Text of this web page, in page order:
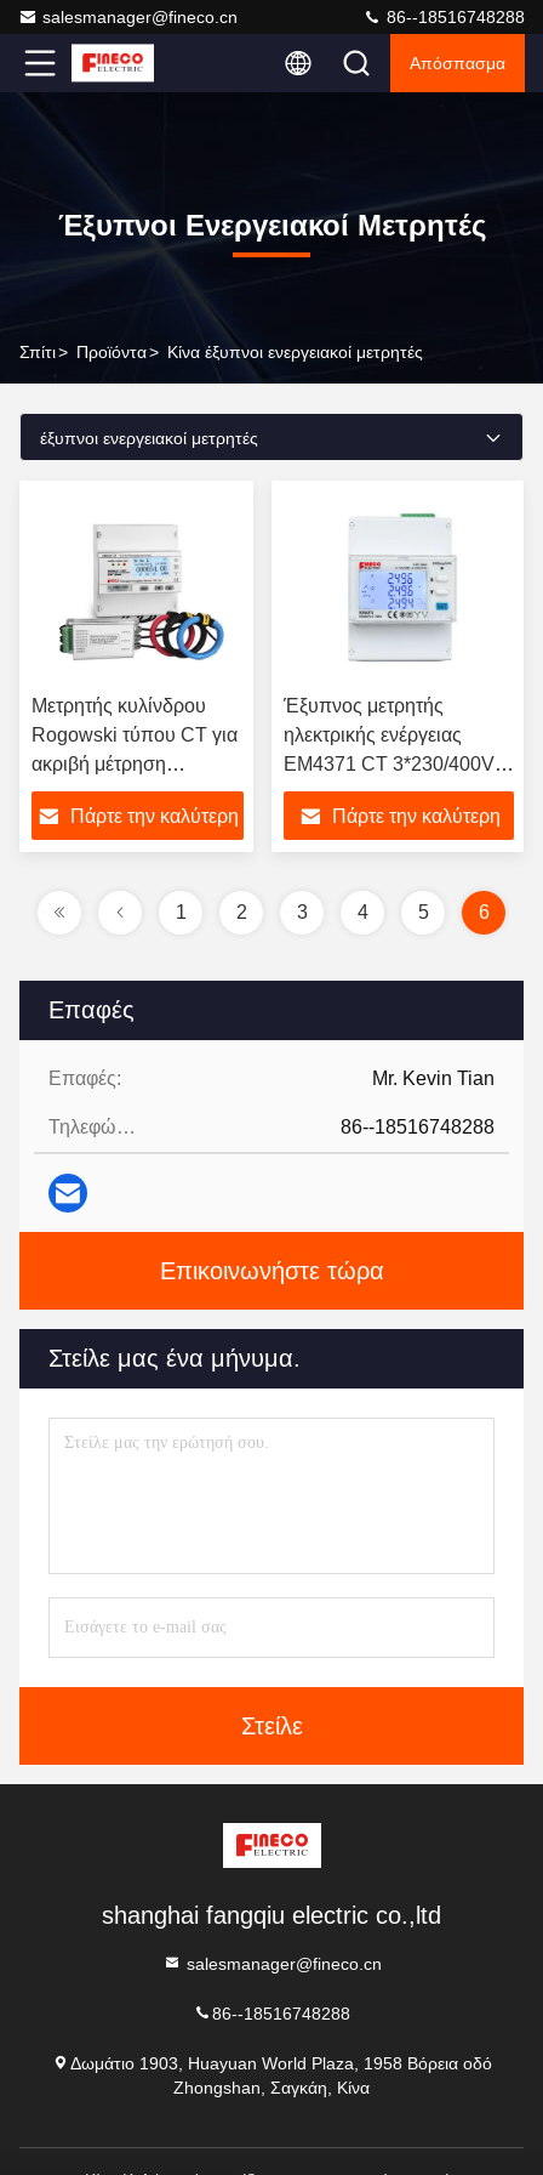
salesmanager@fineco.cn 86--18516748288
Απόσπασμα
Έξυπνοι Ενεργειακοί Μετρητές
Σπίτι> Προϊόντα> Κίνα έξυπνοι ενεργειακοί μετρητές
Επαφές
Επαφές: Mr. Kevin Tian
Τηλεφώνημα: 86--18516748288
Επικοινωνήστε τώρα
Στείλε μας ένα μήνυμα.
Στείλε
έξυπνοι ενεργειακοί μετρητές
Μετρητής κυλίνδρου
Rogowski τύπου CT για
ακριβή μέτρηση
ενέργειας 3 φάσεων
EM537 CT σειράς O
Πάρτε την καλύτερη
Έξυπνος μετρητής
ηλεκτρικής ενέργειας
EM4371 CT 3*230/400V
1.5 6 A 4 DIN μονάδες για
τρεις φάσεις
Πάρτε την καλύτερη
1 2 3 4 5 6
shanghai fangqiu electric co.,ltd
salesmanager@fineco.cn
86--18516748288
Δωμάτιο 1903, Huayuan World Plaza, 1958 Βόρεια οδό
Zhongshan, Σαγκάη, Κίνα